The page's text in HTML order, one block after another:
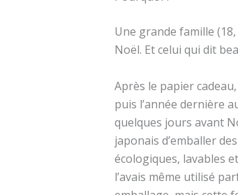
Une grande famille
Noël. Et celui qui dit
Après le papier
puis l’année dernière
quelques jours avant
japonais d’emballer
écologiques, lavables
l’avais même utilisé